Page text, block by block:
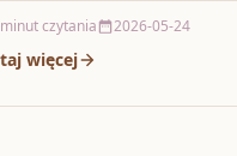
łyków, zwróć…
czytania 2026-05-24
więcej